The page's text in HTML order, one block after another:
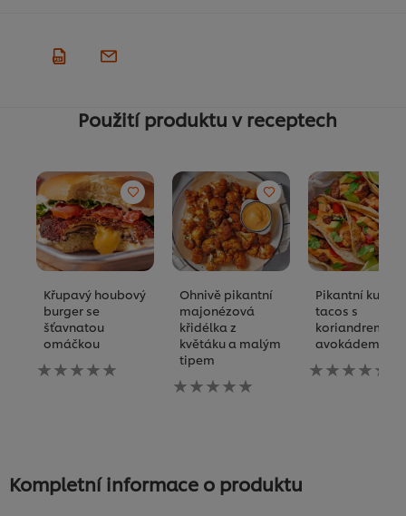
Použití produktu v receptech
Křupavý houbový
burger se
šťavnatou
omáčkou
Pro
tuto
Ohnivě pikantní
majonézová
křidélka z
květáku a malým
tipem
Pro
tuto
Pikantní kuřecí
tacos s
koriandrem a
avokádem
Pro
tuto
Kompletní informace o produktu